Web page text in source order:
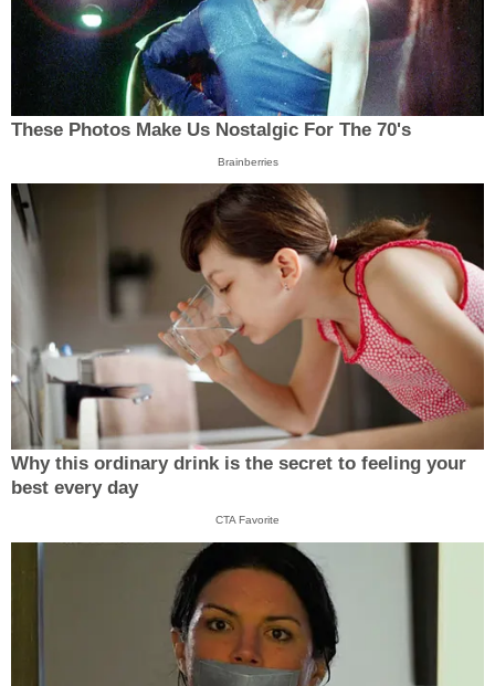
These Photos Make Us Nostalgic For The 70's
Brainberries
Why this ordinary drink is the secret to feeling your
best every day
CTA Favorite